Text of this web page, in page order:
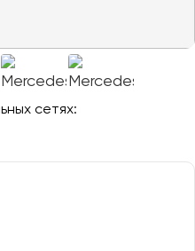
сетях:
с
политикой